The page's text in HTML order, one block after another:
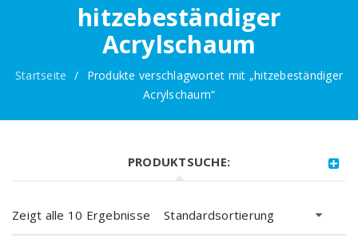
hitzebeständiger
Acrylschaum
Startseite /
Produkte verschlagwortet mit „hitzebeständiger
Acrylschaum“
PRODUKTSUCHE:
Zeigt alle 10 Ergebnisse Standardsortierung